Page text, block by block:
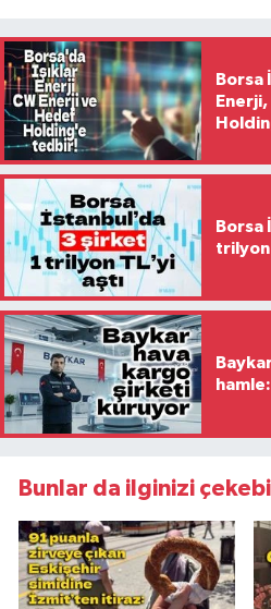
Borsa
Borsa
trilyon
Bunlar da ilginizi